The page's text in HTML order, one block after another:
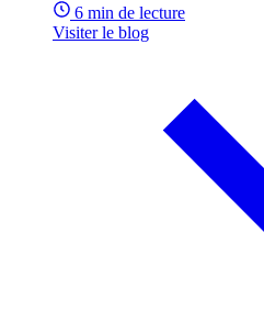
6 min de lecture
Visiter le blog